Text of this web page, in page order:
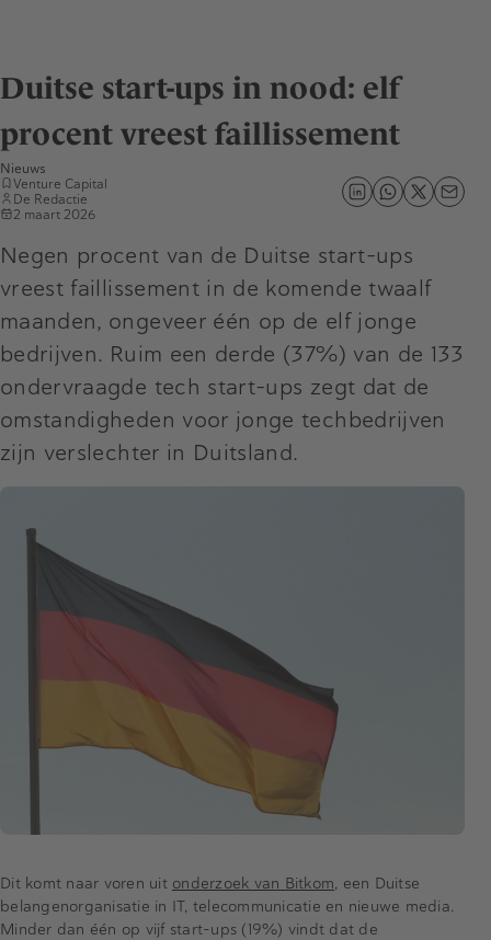
Duitse start-ups in nood: elf
procent vreest faillissement
Nieuws
Venture Capital
De Redactie
2 maart 2026
Negen procent van de Duitse start-ups
vreest faillissement in de komende twaalf
maanden, ongeveer één op de elf jonge
bedrijven. Ruim een derde (37%) van de 133
ondervraagde tech start-ups zegt dat de
omstandigheden voor jonge techbedrijven
zijn verslechter in Duitsland.
Dit komt naar voren uit onderzoek van Bitkom, een Duitse
belangenorganisatie in IT, telecommunicatie en nieuwe media.
Minder dan één op vijf start-ups (19%) vindt dat de